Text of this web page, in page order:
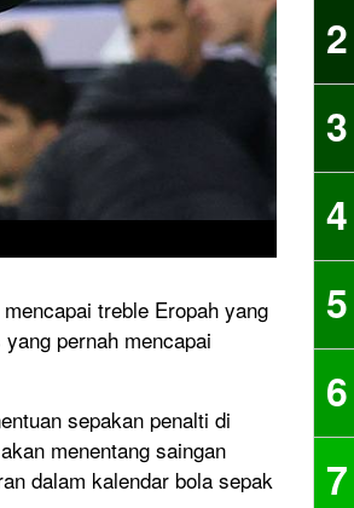
treble Eropah yang
pernah mencapai
sepakan penalti di
menentang saingan
dalam kalendar bola sepak
2
3
4
5
6
7